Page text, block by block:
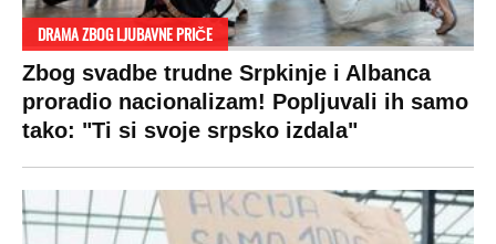
DRAMA ZBOG LJUBAVNE PRIČE
Zbog svadbe trudne Srpkinje i Albanca
proradio nacionalizam! Popljuvali ih samo
tako: "Ti si svoje srpsko izdala"